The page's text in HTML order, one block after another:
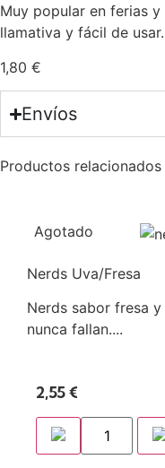
Muy popular en ferias
llamativa y fácil de usar.
1,80 €
Envíos
Productos relacionados
Agotado
Nerds Uva/Fresa
Nerds sabor fresa
nunca fallan....
2,55€